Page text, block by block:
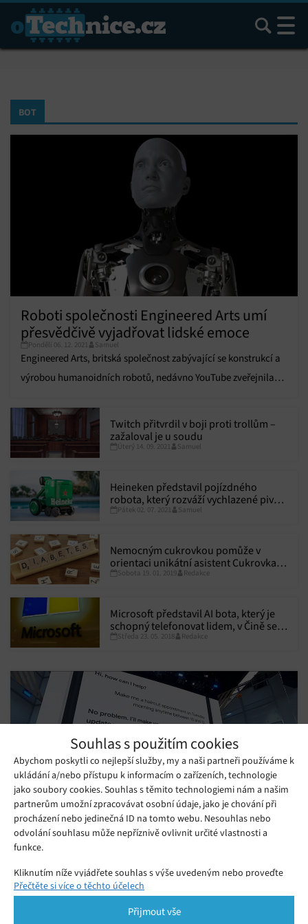
Souhlas s použitím cookies
Abychom poskytli co nejlepší služby, my a naši partneři používáme k
ukládání a/nebo přístupu k informacím o zařízeních, technologie
jako soubory cookies. Souhlas s těmito technologiemi nám a našim
partnerům umožní zpracovávat osobní údaje, jako je chování při
procházení nebo jedinečná ID na tomto webu. Nesouhlas nebo
odvolání souhlasu může nepříznivě ovlivnit určité vlastnosti a
funkce.
Kliknutím níže vyjádřete souhlas s výše uvedeným nebo proveďte
podrobnější rozhodnutí. Vaše volby budou použity pouze na tomto
pomocí přepínačů v Zásadách cookies nebo kliknutím na tlačítko
Přečtěte si více o těchto účelech
Přijmout vše
Hledat
BOT
Roboti společnosti Engineered Arts umí
přesvědčivě vyjadřovat lidské emoce
Pondělí 06. 12. 2021 Samuel
Engineered Arts, britská společnost zabývající se konstrukcí a
výrobou humanoidních robotů, nedávno YouTube zveřejnila
výtvorů.
Twitch přitvrdil v boji proti trollům –
zažaloval je u soudu
Úterý 14. 09. 2021 Samuel
Heineken představil pojízdného
robota, který rozváží vychlazené pivo,
můžete jej vyhrát v soutěži
Pátek 02. 07. 2021 Samuel
Nemocným cukrovkou pomůže v
orientaci unikátní asistent Cukrovka
BotSobota 19. 01. 2019 Redakce
Microsoft představil AI bota, který je
schopný telefonovat lidem, v Čině se
stal celebritou
Středa 23. 05. 2018 Redakce
Google bude uživatele předem
upozorňovat na volání softwarovými boty
Pondělí 14. 05. 2018 Redakce
Google podle svých slov zajistí, že lidé budou v budoucnu vždy
vědět, že jim volají softwaroví boti, kteří dokáží věrohodně